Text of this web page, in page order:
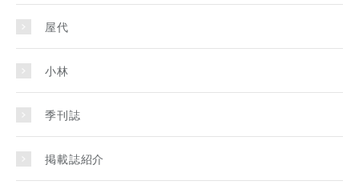
屋代
小林
季刊誌
掲載誌紹介